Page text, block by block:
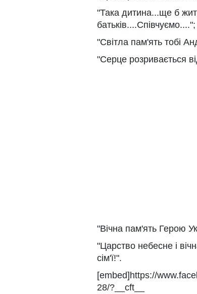
"Така дитина...ще б
батьків....Співчуємо....";
"Світла пам'ять тобі
"Серце розривається
"Вічна пам'ять Герою
"Царство небесне і
сім'ї!".
[embed]https://
28/?__cft__